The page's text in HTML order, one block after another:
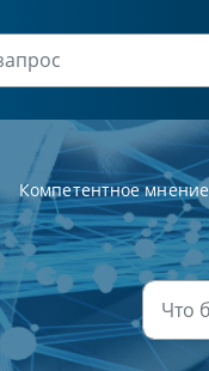
Компетентное мнение